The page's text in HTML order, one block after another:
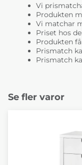
Vi
Produkten
Vi matchar
Priset hos
Produkten
Prismatch
Prismatch
Se fler varor